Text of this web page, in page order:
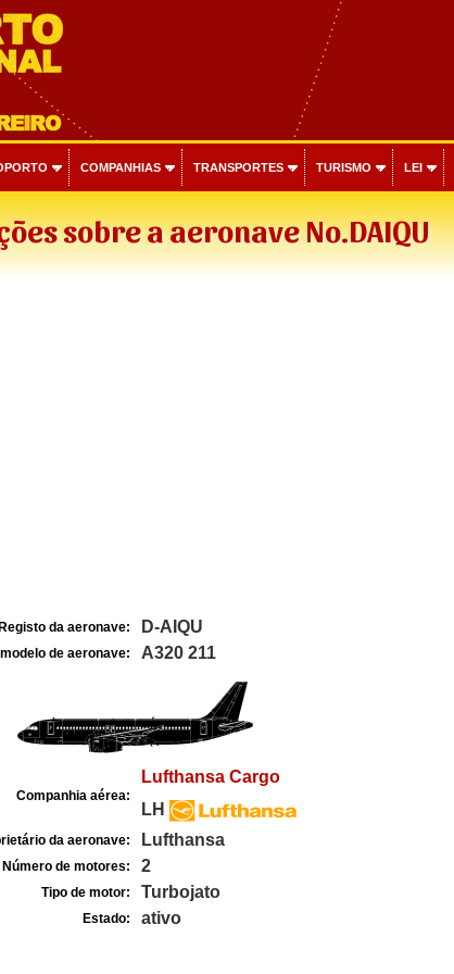
COMPANHIAS TRANSPORTES TURISMO LEI
sobre a aeronave No.DAIQU
Registo da aeronave: D-AIQU
de aeronave: A320 211
Companhia aérea:
Lufthansa Cargo
LH
da aeronave: Lufthansa
Número de motores: 2
Tipo de motor: Turbojato
Estado: ativo